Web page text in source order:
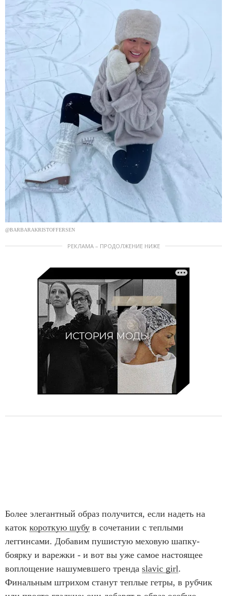
@BARBARAKRISTOFFERSEN
РЕКЛАМА – ПРОДОЛЖЕНИЕ НИЖЕ
Более элегантный образ получится, если надеть на
каток короткую шубу в сочетании с теплыми
леггинсами. Добавим пушистую меховую шапку-
боярку и варежки - и вот вы уже самое настоящее
воплощение нашумевшего тренда slavic girl.
Финальным штрихом станут теплые гетры, в рубчик